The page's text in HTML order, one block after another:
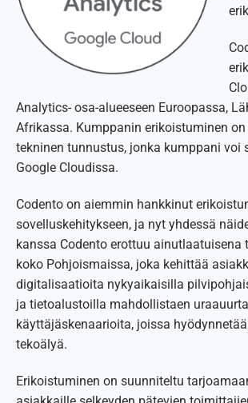
Analytics- osa-alueeseen Euroopassa,
Afrikassa. Kumppanin erikoistuminen on
tekninen tunnustus, jonka kumppani voi
Google Cloudissa.
Codento on aiemmin hankkinut
sovelluskehitykseen, ja nyt yhdessä
kanssa Codento erottuu ainutlaatuisena
koko Pohjoismaissa, joka kehittää
digitalisaatioita nykyaikaisilla
ja tietoalustoilla mahdollistaen
käyttäjäskenaarioita, joissa
tekoälyä.
Erikoistuminen on suunniteltu